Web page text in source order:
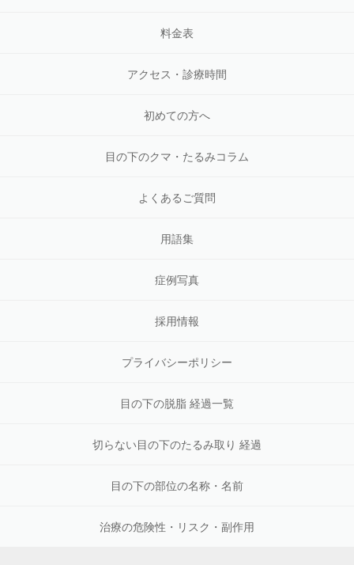
料金表
アクセス・診療時間
初めての方へ
目の下のクマ・たるみコラム
よくあるご質問
用語集
症例写真
採用情報
プライバシーポリシー
目の下の脱脂 経過一覧
切らない目の下のたるみ取り 経過
目の下の部位の名称・名前
治療の危険性・リスク・副作用